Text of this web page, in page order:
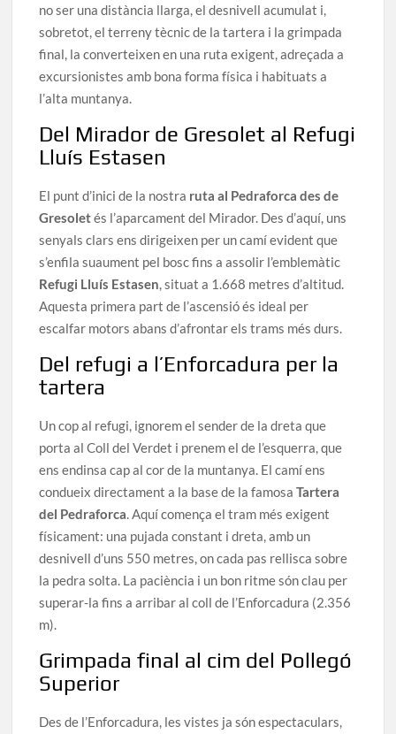
no ser una distància llarga, el desnivell acumulat i,
sobretot, el terreny tècnic de la tartera i la grimpada
final, la converteixen en una ruta exigent, adreçada a
excursionistes amb bona forma física i habituats a
l’alta muntanya.
Del Mirador de Gresolet al Refugi
Lluís Estasen
El punt d’inici de la nostra ruta al Pedraforca des de
Gresoletés l’aparcament del Mirador. Des d’aquí, uns
senyals clars ens dirigeixen per un camí evident que
s’enfila suaument pel bosc fins a assolir l’emblemàtic
Refugi Lluís Estasen, situat a 1.668 metres d’altitud.
Aquesta primera part de l’ascensió és ideal per
escalfar motors abans d’afrontar els trams més durs.
Del refugi a l’Enforcadura per la
tartera
Un cop al refugi, ignorem el sender de la dreta que
porta al Coll del Verdet i prenem el de l’esquerra, que
ens endinsa cap al cor de la muntanya. El camí ens
condueix directament a la base de la famosaTartera
del Pedraforca. Aquí comença el tram més exigent
físicament: una pujada constant i dreta, amb un
desnivell d’uns 550 metres, on cada pas rellisca sobre
la pedra solta. La paciència i un bon ritme són clau per
superar-la fins a arribar al coll de l’Enforcadura (2.356
m).
Grimpada final al cim del Pollegó
Superior
Des de l’Enforcadura, les vistes ja són espectaculars,